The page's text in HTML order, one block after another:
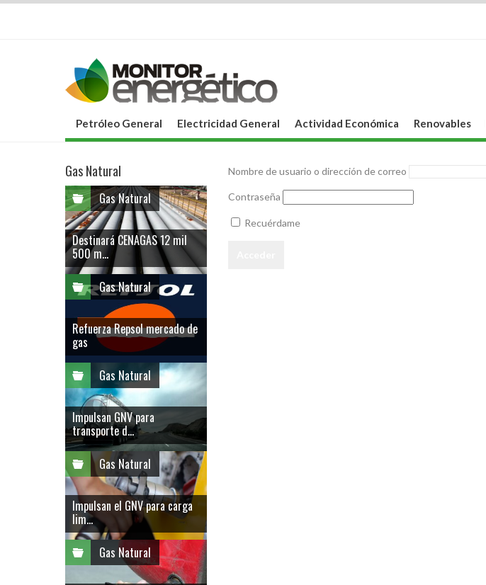
Petróleo General Electricidad General Actividad Económica Renovables
Nombre de usuario o dirección de correo
Contraseña
Recuérdame
Gas Natural
Gas Natural
Destinará CENAGAS 12 mil
500 m...
Gas Natural
Refuerza Repsol mercado de
gas
Gas Natural
Impulsan GNV para
transporte d...
Gas Natural
Impulsan el GNV para carga
lim...
Gas Natural